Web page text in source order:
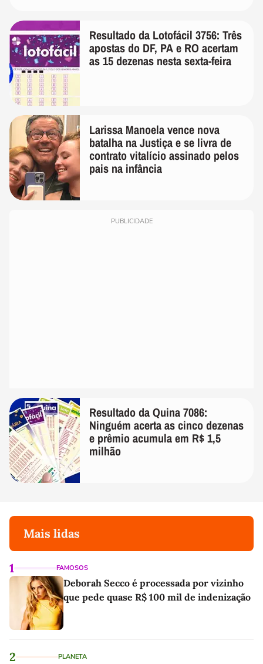
Resultado da Lotofácil 3756: Três
apostas do DF, PA e RO acertam
as 15 dezenas nesta sexta-feira
Larissa Manoela vence nova
batalha na Justiça e se livra de
contrato vitalício assinado pelos
pais na infância
PUBLICIDADE
Resultado da Quina 7086:
Ninguém acerta as cinco dezenas
e prêmio acumula em R$ 1,5
milhão
Mais lidas
1 FAMOSOS
Deborah Secco é processada por vizinho
que pede quase R$ 100 mil de indenização
2 PLANETA